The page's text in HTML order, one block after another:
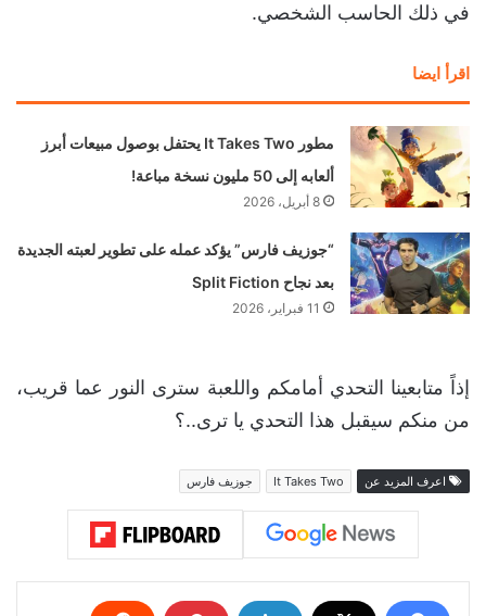
في ذلك الحاسب الشخصي.
اقرأ ايضا
مطور It Takes Two يحتفل بوصول مبيعات أبرز
ألعابه إلى 50 مليون نسخة مباعة!
8 أبريل، 2026
“جوزيف فارس” يؤكد عمله على تطوير لعبته الجديدة
بعد نجاح Split Fiction
11 فبراير، 2026
إذاً متابعينا التحدي أمامكم واللعبة سترى النور عما قريب،
من منكم سيقبل هذا التحدي يا ترى..؟
اعرف المزيد عن It Takes Two جوزيف فارس